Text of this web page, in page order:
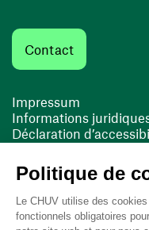
Contact
Impressum
Informations
Déclaration
Cookies